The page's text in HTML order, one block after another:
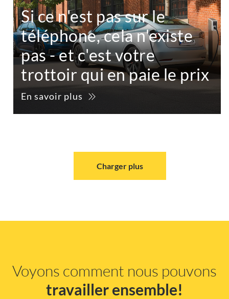
Si ce n'est pas sur le
téléphone, cela n'existe
pas - et c'est votre
trottoir qui en paie le prix
En savoir plus
Charger plus
Voyons comment nous pouvons
travailler ensemble!